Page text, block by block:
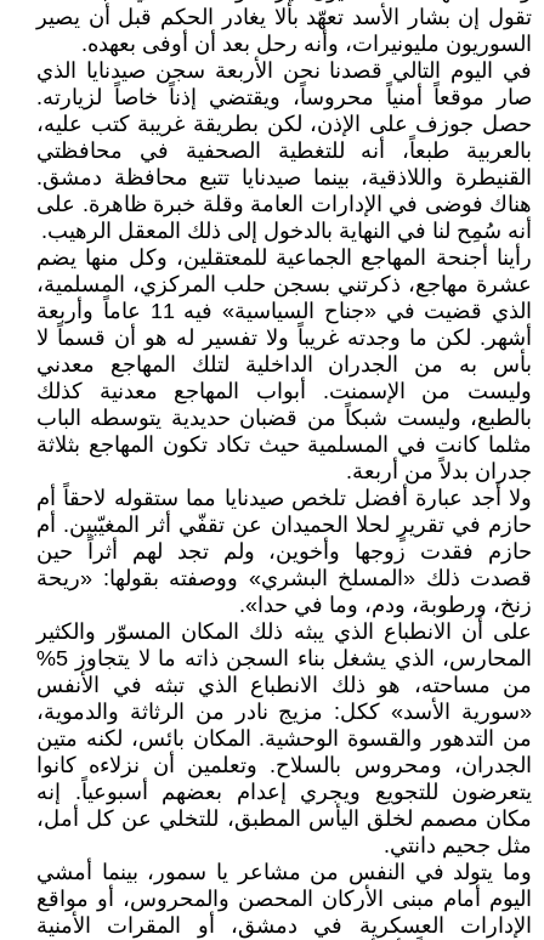
تقول إن بشار الأسد تعهّد بألا يغادر الحكم قبل أن يصير
السوريون مليونيرات، وأنه رحل بعد أن أوفى بعهده.
في اليوم التالي قصدنا نحن الأربعة سجن صيدنايا الذي
صار موقعاً أمنياً محروساً، ويقتضي إذناً خاصاً لزيارته.
حصل جوزف على الإذن، لكن بطريقة غريبة كتب عليه،
بالعربية طبعاً، أنه للتغطية الصحفية في محافظتي
القنيطرة واللاذقية، بينما صيدنايا تتبع محافظة دمشق.
هناك فوضى في الإدارات العامة وقلة خبرة ظاهرة. على
أنه سُمِح لنا في النهاية بالدخول إلى ذلك المعقل الرهيب.
رأينا أجنحة المهاجع الجماعية للمعتقلين، وكل منها يضم
عشرة مهاجع، ذكرتني بسجن حلب المركزي، المسلمية،
الذي قضيت في «جناح السياسية» فيه 11 عاماً وأربعة
أشهر. لكن ما وجدته غريباً ولا تفسير له هو أن قسماً لا
بأس به من الجدران الداخلية لتلك المهاجع معدني
وليست من الإسمنت. أبواب المهاجع معدنية كذلك
بالطبع، وليست شبكاً من قضبان حديدية يتوسطه الباب
مثلما كانت في المسلمية حيث تكاد تكون المهاجع بثلاثة
جدران بدلاً من أربعة.
ولا أجد عبارة أفضل تلخص صيدنايا مما ستقوله لاحقاً أم
حازم في تقريرٍ لحلا الحميدان عن تقفّي أثر المغيّبين. أم
حازم فقدت زوجها وأخوين، ولم تجد لهم أثراً حين
قصدت ذلك «المسلخ البشري» ووصفته بقولها: «ريحة
زنخ، ورطوبة، ودم، وما في حدا».
على أن الانطباع الذي يبثه ذلك المكان المسوّر والكثير
المحارس، الذي يشغل بناء السجن ذاته ما لا يتجاوز 5%
من مساحته، هو ذلك الانطباع الذي تبثه في الأنفس
«سورية الأسد» ككل: مزيج نادر من الرثاثة والدموية،
من التدهور والقسوة الوحشية. المكان بائس، لكنه متين
الجدران، ومحروس بالسلاح. وتعلمين أن نزلاءه كانوا
يتعرضون للتجويع ويجري إعدام بعضهم أسبوعياً. إنه
مكان مصمم لخلق اليأس المطبق، للتخلي عن كل أمل،
مثل جحيم دانتي.
وما يتولد في النفس من مشاعر يا سمور، بينما أمشي
اليوم أمام مبنى الأركان المحصن والمحروس، أو مواقع
الإدارات العسكرية في دمشق، أو المقرات الأمنية